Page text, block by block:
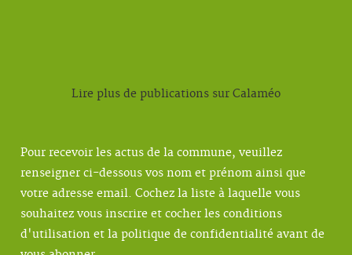
Lire plus de publications sur Calaméo
Pour recevoir les actus de la commune, veuillez
renseigner ci-dessous vos nom et prénom ainsi que
votre adresse email. Cochez la liste à laquelle vous
souhaitez vous inscrire et cocher les conditions
d'utilisation et la politique de confidentialité avant de